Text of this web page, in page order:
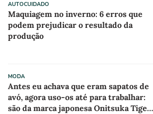
AUTOCUIDADO
Maquiagem no inverno: 6 erros que
podem prejudicar o resultado da
produção
MODA
Antes eu achava que eram sapatos de
avó, agora uso-os até para trabalhar:
são da marca japonesa Onitsuka Tiger,